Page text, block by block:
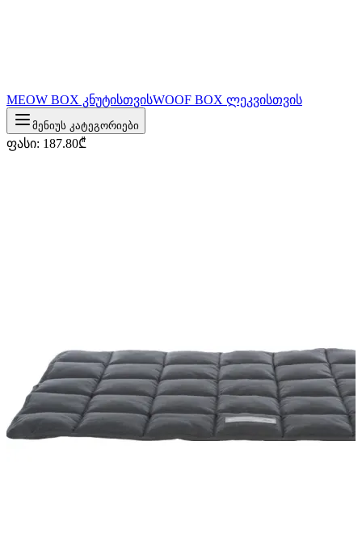
MEOW BOX კნუტისთვისWOOF BOX ლეკვისთვის
მენიუს კატეგორიები
ფასი: 187.80₾